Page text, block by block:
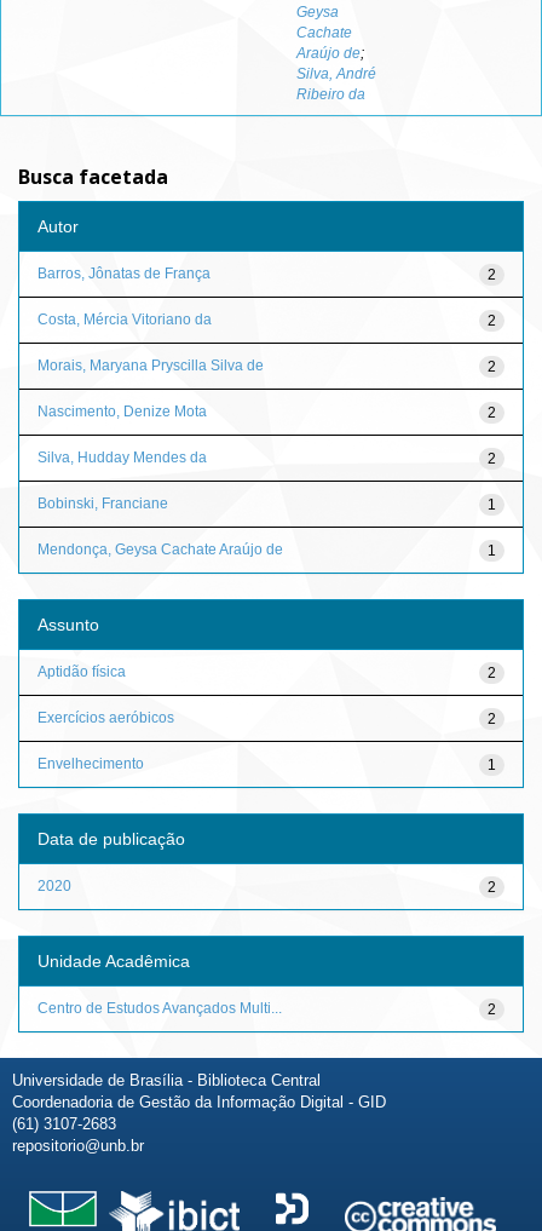
Geysa
Cachate
Araújo de;
Silva, André
Ribeiro da
Busca facetada
Autor
2
Barros, Jônatas de França
2
Costa, Mércia Vitoriano da
2
Morais, Maryana Pryscilla Silva de
2
Nascimento, Denize Mota
2
Silva, Hudday Mendes da
1
Bobinski, Franciane
1
Mendonça, Geysa Cachate Araújo de
Assunto
2
Aptidão física
2
Exercícios aeróbicos
1
Envelhecimento
Data de publicação
2
2020
Unidade Acadêmica
2
Centro de Estudos Avançados Multi...
Universidade de Brasília - Biblioteca Central
Coordenadoria de Gestão da Informação Digital - GID
(61) 3107-2683
repositorio@unb.br